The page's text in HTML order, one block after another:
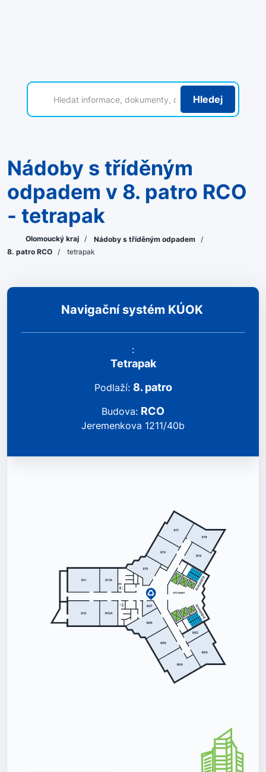
Hledej
Nádoby s tříděným
odpadem v 8. patro RCO
- tetrapak
Olomoucký kraj / Nádoby s tříděným odpadem /
8. patro RCO / tetrapak
Navigační systém KÚOK
:
Tetrapak
podlaží: 8.patro
Budova: RCO
Jeremenkova 1211/40b